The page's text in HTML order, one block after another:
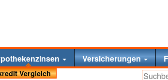
Versicherungen
Vergleich